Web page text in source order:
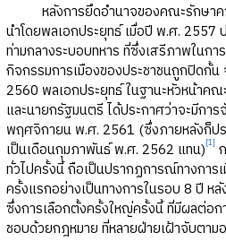
หลังการยึดอำนาจของคณะรักษาค
นำโดยพลเอกประยุทธ์ เมื่อปี พ.ศ. 2557
ท่ามกลางระบอบทหาร ที่ซึ่งเสรีภาพในกา
กิจกรรมการเมืองของประชาชนถูกปิดกั้
2560 พลเอกประยุทธ์ ในฐานะหัวหน้าค
และนายกรัฐมนตรี ได้ประกาศว่าจะมีกา
พฤศจิกายน พ.ศ. 2561 (ซึ่งภายหลังก็ปร
เป็นเดือนกุมภาพันธ์ พ.ศ. 2562 แทน)[1]
ทั่วไปครั้งนี้ ถือเป็นปรากฏการณ์ทางการ
ครั้งแรกอย่างเป็นทางการในรอบ 8 ปี ห
ซึ่งการเลือกตั้งครั้งใหญ่ครั้งนี้ ที่มีผลต่อ
ชอบด้วยกฎหมาย ที่หลายฝ่ายเฝ้าจับตาม